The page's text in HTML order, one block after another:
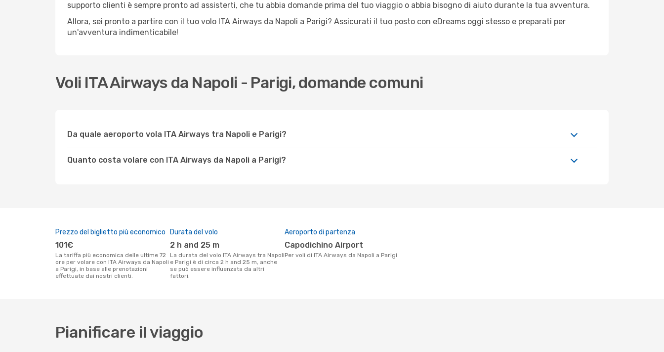
supporto clienti è sempre pronto ad assisterti, che tu abbia domande prima del tuo viaggio o abbia bisogno di aiuto durante la tua avventura.
Allora, sei pronto a partire con il tuo volo ITA Airways da Napoli a Parigi? Assicurati il tuo posto con eDreams oggi stesso e preparati per
un'avventura indimenticabile!
Voli ITA Airways da Napoli - Parigi, domande comuni
Da quale aeroporto vola ITA Airways tra Napoli e Parigi?
Quanto costa volare con ITA Airways da Napoli a Parigi?
Prezzo del biglietto più economico
101€
La tariffa più economica delle ultime 72
ore per volare con ITA Airways da Napoli
a Parigi, in base alle prenotazioni
effettuate dai nostri clienti.
Durata del volo
2 h and 25 m
La durata del volo ITA Airways tra Napoli
e Parigi è di circa 2 h and 25 m, anche
se può essere influenzata da altri
fattori.
Aeroporto di partenza
Capodichino Airport
Per voli di ITA Airways da Napoli a Parigi
Pianificare il viaggio